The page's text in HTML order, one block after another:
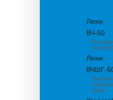
Люки
ВЧ-50
чугун
Люки
ВЧШГ-
чугун